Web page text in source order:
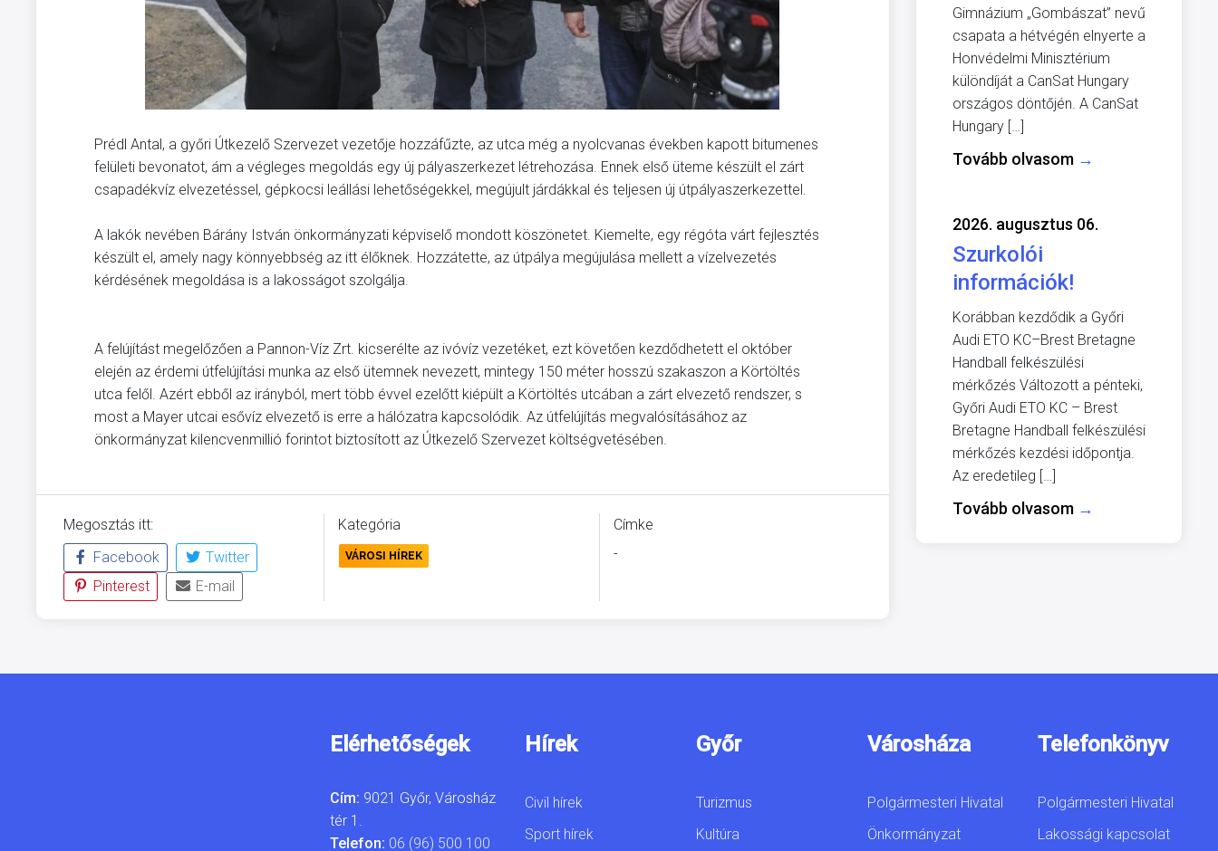
Prédl Antal, a győri Útkezelő Szervezet vezetője hozzáfűzte, az utca még a nyolcvanas években kapott bitumenes
felületi bevonatot, ám a végleges megoldás egy új pályaszerkezet létrehozása. Ennek első üteme készült el zárt
csapadékvíz elvezetéssel, gépkocsi leállási lehetőségekkel, megújult járdákkal és teljesen új útpályaszerkezettel.
A lakók nevében Bárány István önkormányzati képviselő mondott köszönetet. Kiemelte, egy régóta várt fejlesztés
készült el, amely nagy könnyebbség az itt élőknek. Hozzátette, az útpálya megújulása mellett a vízelvezetés
kérdésének megoldása is a lakosságot szolgálja.
A felújítást megelőzően a Pannon-Víz Zrt. kicserélte az ivóvíz vezetéket, ezt követően kezdődhetett el október
elején az érdemi útfelújítási munka az első ütemnek nevezett, mintegy 150 méter hosszú szakaszon a Körtöltés
utca felől. Azért ebből az irányból, mert több évvel ezelőtt kiépült a Körtöltés utcában a zárt elvezető rendszer, s
most a Mayer utcai esővíz elvezető is erre a hálózatra kapcsolódik. Az útfelújítás megvalósításához az
önkormányzat kilencvenmillió forintot biztosított az Útkezelő Szervezet költségvetésében.
Megosztás itt:
Facebook
Twitter
Pinterest
E-mail
Kategória
VÁROSI HÍREK
Címke
-
Gimnázium „Gombászat” nevű
csapata a hétvégén elnyerte a
Honvédelmi Minisztérium
különdíját a CanSat Hungary
országos döntőjén. A CanSat
Hungary […]
Tovább olvasom →
2026. augusztus 06.
Szurkolói
információk!
Korábban kezdődik a Győri
Audi ETO KC–Brest Bretagne
Handball felkészülési
mérkőzés Változott a pénteki,
Győri Audi ETO KC – Brest
Bretagne Handball felkészülési
mérkőzés kezdési időpontja.
Az eredetileg […]
Tovább olvasom →
Elérhetőségek
Cím: 9021 Győr, Városház
tér 1.
Telefon: 06 (96) 500 100
Hírek
Civil hírek
Sport hírek
Győr
Turizmus
Kultúra
Városháza
Polgármesteri Hivatal
Önkormányzat
Telefonkönyv
Polgármesteri Hivatal
Lakossági kapcsolat